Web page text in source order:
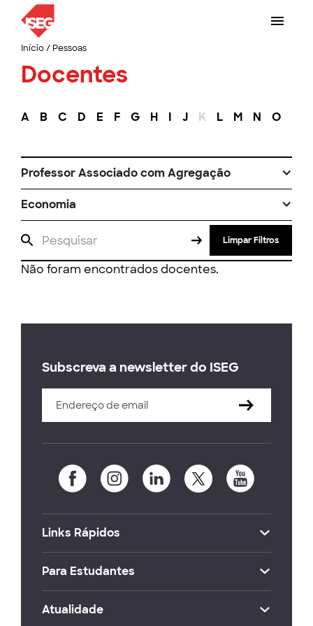
Início/ Pessoas
Docentes
A B C D E F G H I J K L M N O
Professor Associado com Agregação
Economia
Limpar Filtros
Não foram encontrados docentes.
Subscreva a newsletter do ISEG
Links Rápidos
Para Estudantes
Atualidade